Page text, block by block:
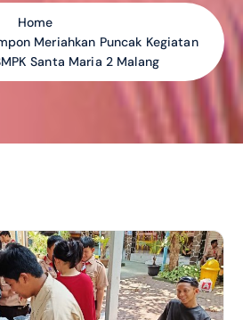
Home
Meriahkan Puncak Kegiatan
Santa Maria 2 Malang